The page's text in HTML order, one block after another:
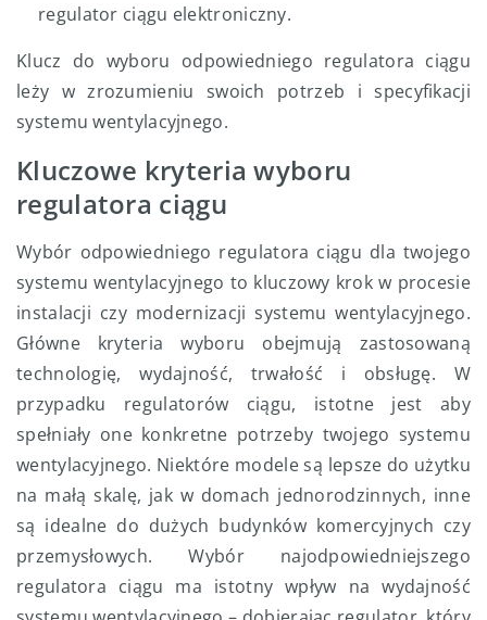
regulator ciągu elektroniczny.
Klucz do wyboru odpowiedniego regulatora ciągu
leży w zrozumieniu swoich potrzeb i specyfikacji
systemu wentylacyjnego.
Kluczowe kryteria wyboru
regulatora ciągu
Wybór odpowiedniego regulatora ciągu dla twojego
systemu wentylacyjnego to kluczowy krok w procesie
instalacji czy modernizacji systemu wentylacyjnego.
Główne kryteria wyboru obejmują zastosowaną
technologię, wydajność, trwałość i obsługę. W
przypadku regulatorów ciągu, istotne jest aby
spełniały one konkretne potrzeby twojego systemu
wentylacyjnego. Niektóre modele są lepsze do użytku
na małą skalę, jak w domach jednorodzinnych, inne
są idealne do dużych budynków komercyjnych czy
przemysłowych. Wybór najodpowiedniejszego
regulatora ciągu ma istotny wpływ na wydajność